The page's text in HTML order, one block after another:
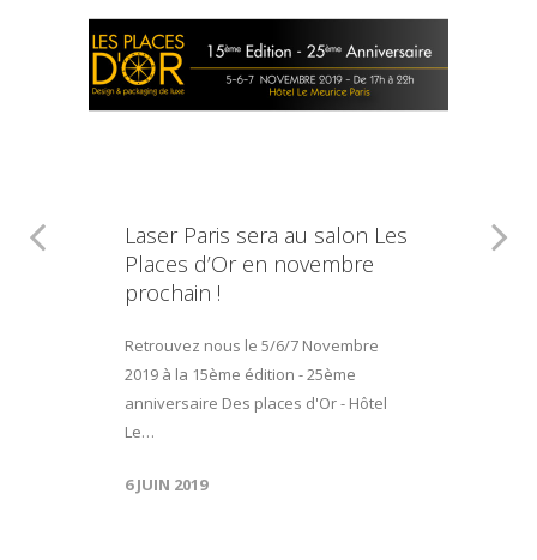
Laser Paris sera au salon Les
Places d’Or en novembre
prochain !
Retrouvez nous le 5/6/7 Novembre
2019 à la 15ème édition - 25ème
anniversaire Des places d'Or - Hôtel
Le…
6 JUIN 2019